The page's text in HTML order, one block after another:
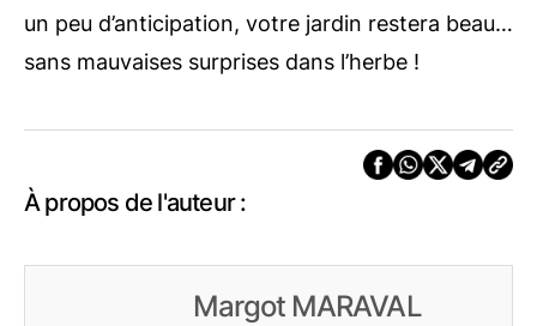
un peu d’anticipation, votre jardin restera beau…
sans mauvaises surprises dans l’herbe !
À propos de l'auteur :
Margot MARAVAL